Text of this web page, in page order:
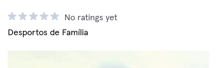
No ratings yet
Desportos de Família